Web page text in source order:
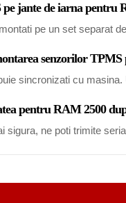
jante de iarna pentru
pe un set separat
senzorilor
sincronizati cu
pentru RAM 2500
sigura, ne poti trimite